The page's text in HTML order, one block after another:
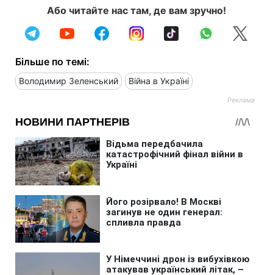
Або читайте нас там, де вам зручно!
Більше по темі:
Володимир Зеленський Війна в Україні